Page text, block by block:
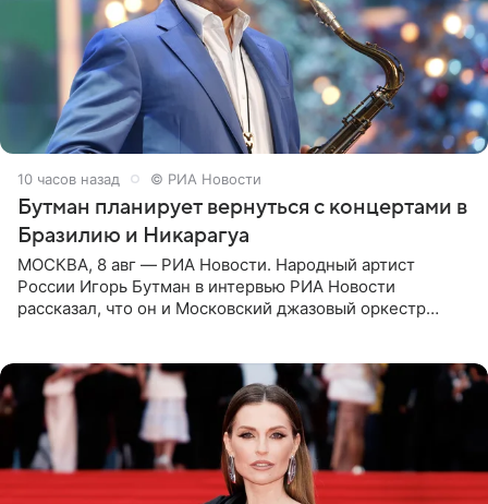
10 часов назад © РИА Новости
Бутман планирует вернуться с концертами в
Бразилию и Никарагуа
МОСКВА, 8 авг — РИА Новости. Народный артист
России Игорь Бутман в интервью РИА Новости
рассказал, что он и Московский джазовый оркестр